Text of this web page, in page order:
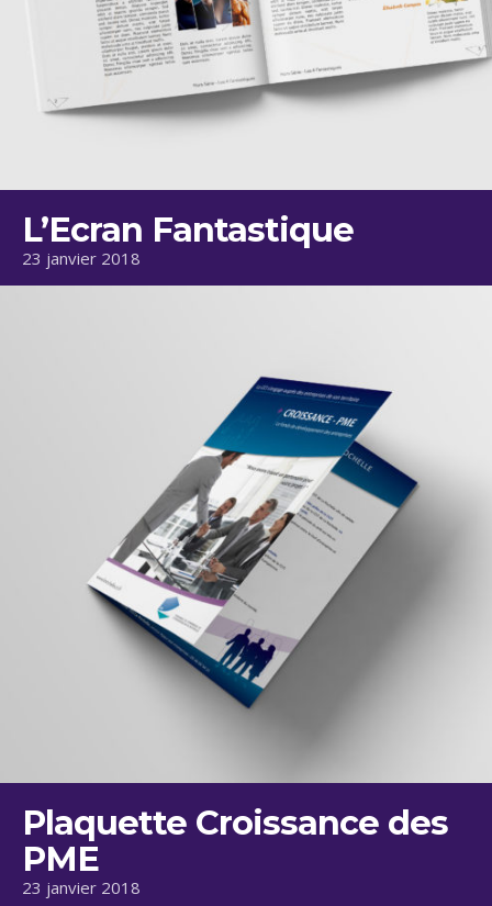
L’Ecran Fantastique
23 janvier 2018
Plaquette Croissance des
PME
23 janvier 2018